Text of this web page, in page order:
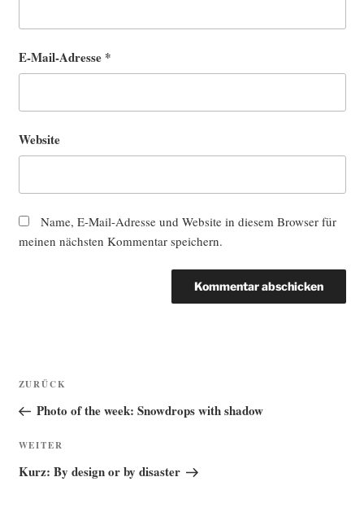
E-Mail-Adresse *
Website
Name, E-Mail-Adresse und Website in diesem Browser für
meinen nächsten Kommentar speichern.
Beitragsnavigation
Vorheriger
Beitrag
ZURÜCK
Photo of the week: Snowdrops with shadow
Nächster
Beitrag
WEITER
Kurz: By design or by disaster